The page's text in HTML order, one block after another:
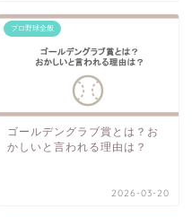
プロ野球全般
ゴールデングラブ賞とは？お
かしいと言われる理由は？
2026-03-20